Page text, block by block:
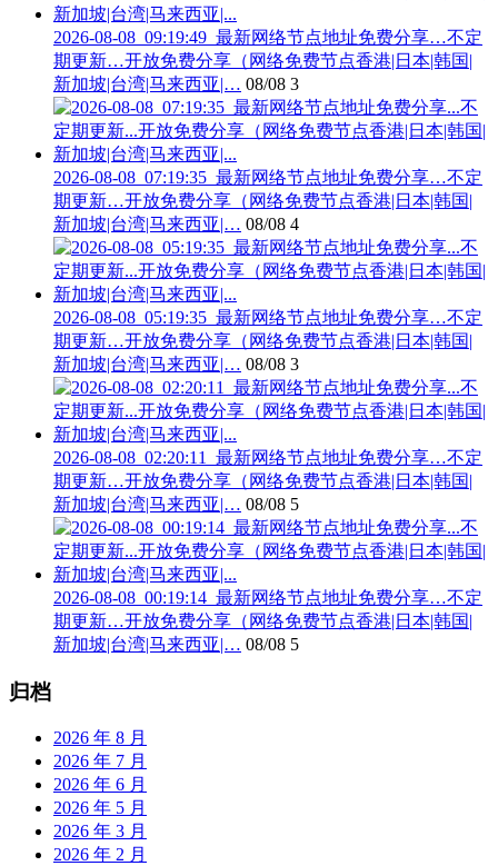
2026-08-08_09:19:49_最新网络节点地址免费分享…不定
期更新…开放免费分享（网络免费节点香港|日本|韩国|
新加坡|台湾|马来西亚|… 08/08 3
2026-08-08_07:19:35_最新网络节点地址免费分享…不定
期更新…开放免费分享（网络免费节点香港|日本|韩国|
新加坡|台湾|马来西亚|… 08/08 4
2026-08-08_05:19:35_最新网络节点地址免费分享…不定
期更新…开放免费分享（网络免费节点香港|日本|韩国|
新加坡|台湾|马来西亚|… 08/08 3
2026-08-08_02:20:11_最新网络节点地址免费分享…不定
期更新…开放免费分享（网络免费节点香港|日本|韩国|
新加坡|台湾|马来西亚|… 08/08 5
2026-08-08_00:19:14_最新网络节点地址免费分享…不定
期更新…开放免费分享（网络免费节点香港|日本|韩国|
新加坡|台湾|马来西亚|… 08/08 5
归档
2026 年 8 月
2026 年 7 月
2026 年 6 月
2026 年 5 月
2026 年 3 月
2026 年 2 月